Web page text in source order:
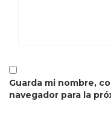
Guarda mi nombre,
navegador para la